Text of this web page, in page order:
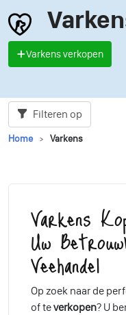
Varkens verkopen
Filteren op
Home Varkens
Varkens
Uw
Veehandel
Op zoek naar de
of teverkopen? U